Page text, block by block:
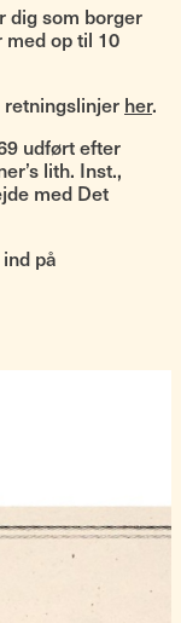
dig som borger
op til 10
retningslinjer her.
udført efter
lith. Inst.,
med Det
på